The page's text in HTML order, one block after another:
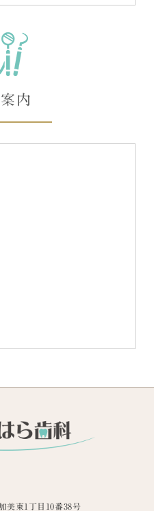
内
美東1丁目10番38号